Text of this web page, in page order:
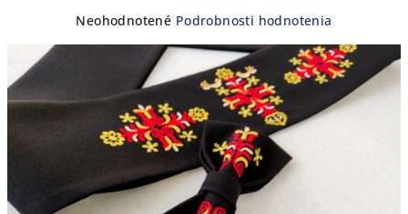
produktu
je
0,0
z
hviezdičiek.
Neohodnotené Podrobnosti hodnotenia